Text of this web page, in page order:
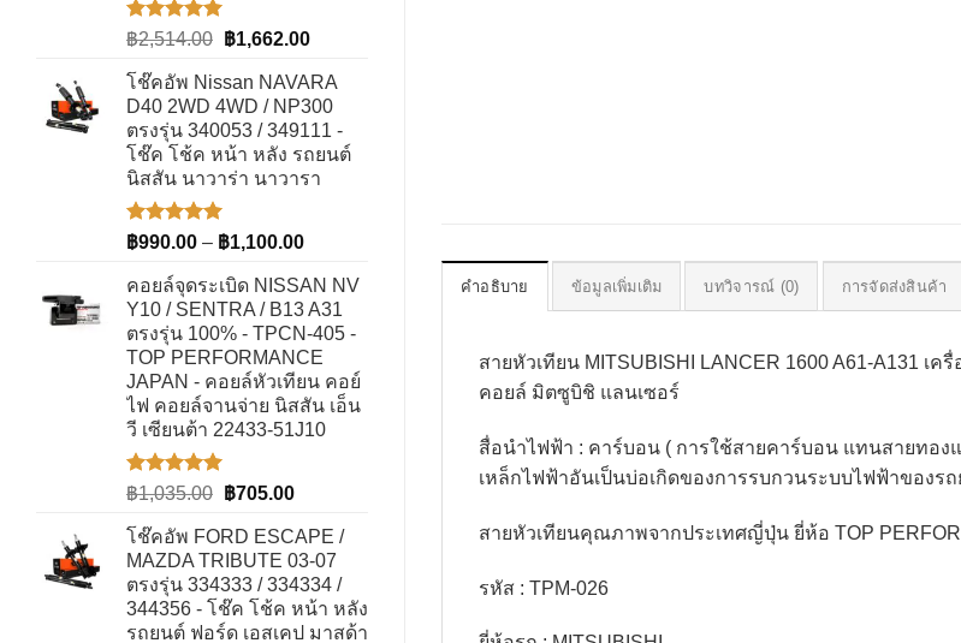
ให้คะแนน
1-5
คะแนน
฿2,514.00 Original
was:
฿2,514.00.
฿1,662.00Current
is:
฿1,662.00.
โช๊คอัพ Nissan NAVARA
D40 2WD 4WD / NP300
ตรงรุ่น 340053 / 349111 -
โช๊ค โช้ค หน้า หลัง รถยนต์
นิสสัน นาวาร่า นาวารา
ให้คะแนน
1-5
คะแนน
฿990.00 – ฿1,100.00Price
฿990.00
through
฿1,100.00
คอยล์จุดระเบิด NISSAN NV
Y10 / SENTRA / B13 A31
ตรงรุ่น 100% - TPCN-405 -
TOP PERFORMANCE
JAPAN - คอยล์หัวเทียน คอย์
ไฟ คอยล์จานจ่าย นิสสัน เอ็น
วี เซียนต้า 22433-51J10
ให้คะแนน
1-5
คะแนน
฿1,035.00 Original
was:
฿1,035.00.
฿705.00Current
is:
฿705.00.
โช๊คอัพ FORD ESCAPE /
MAZDA TRIBUTE 03-07
ตรงรุ่น 334333 / 334334 /
344356 - โช๊ค โช้ค หน้า หลัง
รถยนต์ ฟอร์ด เอสเคป มาสด้า
คำอธิบาย ข้อมูลเพิ่มเติม บทวิจารณ์ (0) การจัดส่งสินค้า
สายหัวเทียน MITSUBISHI LANCER 1600 A61-A131 เค
คอยล์ มิตซูบิชิ แลนเซอร์
สื่อนำไฟฟ้า : คาร์บอน ( การใช้สายคาร์บอน แทนสายทอ
เหล็กไฟฟ้าอันเป็นบ่อเกิดของการรบกวนระบบไฟฟ้าของ
สายหัวเทียนคุณภาพจากประเทศญี่ปุ่น ยี่ห้อ TOP
รหัส : TPM-026